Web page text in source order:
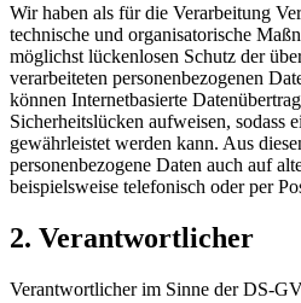
Wir haben als für die Verarbeitung
technische und organisatorische
möglichst lückenlosen Schutz der
verarbeiteten personenbezogenen
können Internetbasierte
Sicherheitslücken aufweisen, sodass
gewährleistet werden kann. Aus
personenbezogene Daten auch auf
beispielsweise telefonisch oder per
2. Verantwortlicher
Verantwortlicher im Sinne der DS-